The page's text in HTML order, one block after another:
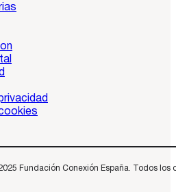
Fundación Conexión España. Todos los